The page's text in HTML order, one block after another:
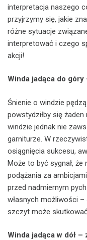
interpretacja naszego
przyjrzymy się, jakie
różne sytuacje
interpretować i czego
akcji!
Winda jadąca do
Śnienie o windzie
powstydziłby się
windzie jednak nie
garniturze. W
osiągnięcia sukcesu,
Może to być sygnał,
podążania za
przed nadmiernym
własnych możliwości
szczyt może
Winda jadąca w dół